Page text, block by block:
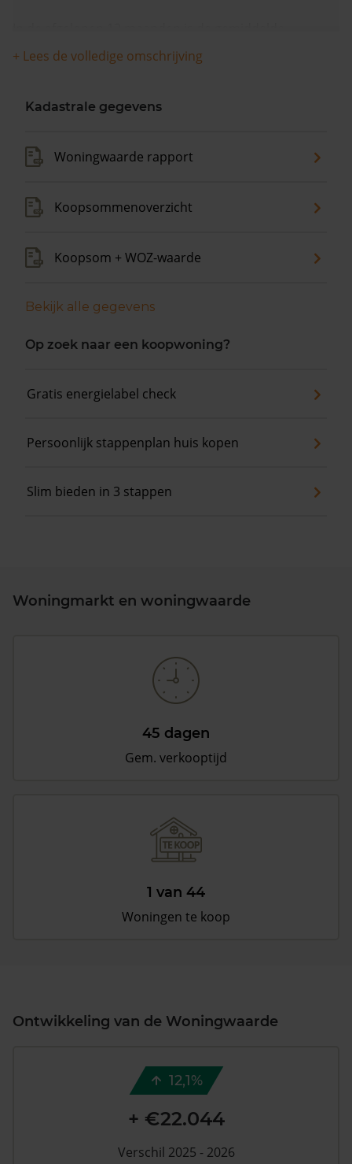
woningwaarde met 12,1% gestegen.
+ Lees de volledige omschrijving
Kadastrale gegevens
Woningwaarde rapport
Koopsommenoverzicht
Koopsom + WOZ-waarde
Bekijk alle gegevens
Op zoek naar een koopwoning?
Gratis energielabel check
Persoonlijk stappenplan huis kopen
Slim bieden in 3 stappen
Woningmarkt en woningwaarde
45 dagen
Gem. verkooptijd
1 van 44
Woningen te koop
Ontwikkeling van de Woningwaarde
12,1%
+ €22.044
Verschil 2025 - 2026